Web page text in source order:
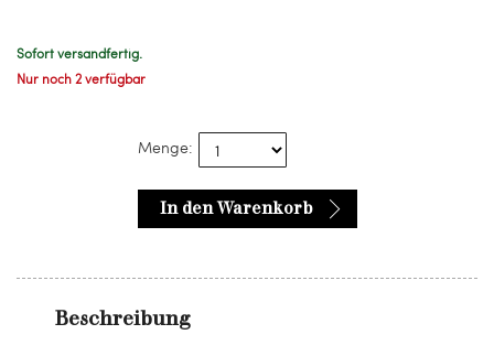
Sofort versandfertig.
Nur noch 2 verfügbar
Menge:
In den Warenkorb
Beschreibung